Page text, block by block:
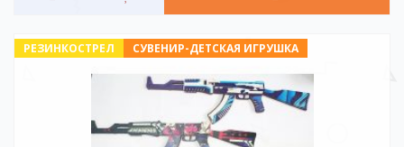
СУВЕНИР-ДЕТСКАЯ ИГРУШКА
РЕЗИНКОСТРЕЛ